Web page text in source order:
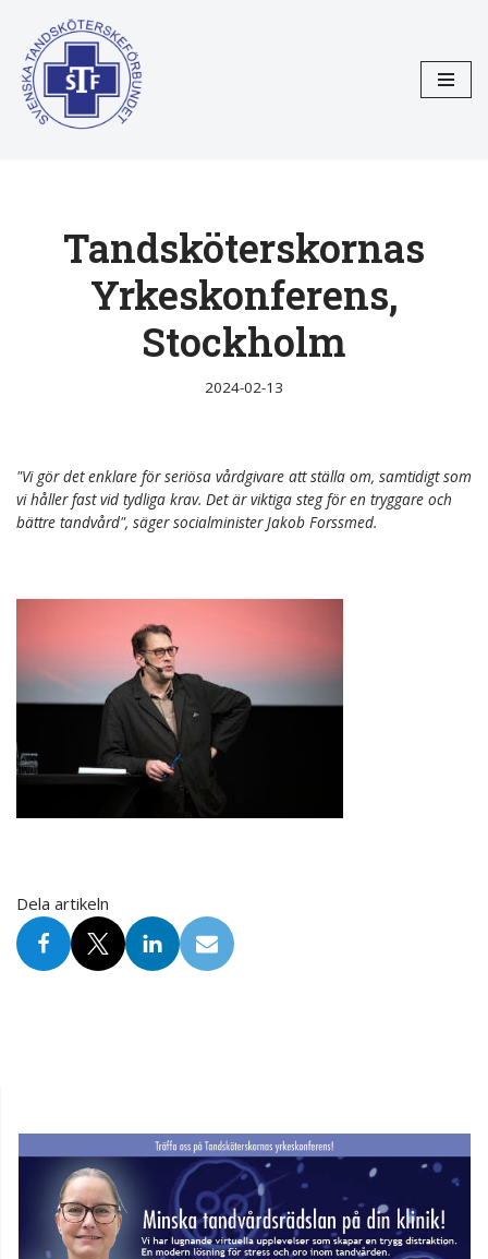
Hoppa
till
innehåll
Tandsköterskornas
Yrkeskonferens,
Stockholm
2024-02-13
"Vi gör det enklare för seriösa vårdgivare att ställa om, samtidigt som
vi håller fast vid tydliga krav. Det är viktiga steg för en tryggare och
bättre tandvård", säger socialminister Jakob Forssmed.
Dela artikeln